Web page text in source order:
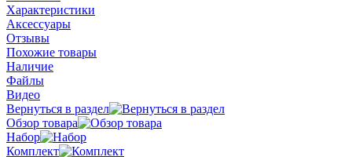
Характеристики
Аксессуары
Отзывы
Похожие товары
Наличие
Файлы
Видео
Вернуться в раздел
Обзор товара
Набор
Комплект